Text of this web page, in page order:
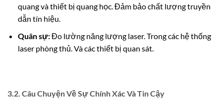
quang và thiết bị quang học. Đảm bảo chất lượng truyền
dẫn tín hiệu.
Quân sự:Đo lường năng lượng laser. Trong các hệ thống
laser phòng thủ. Và các thiết bị quan sát.
3.2. Câu Chuyện Về Sự Chính Xác Và Tin Cậy